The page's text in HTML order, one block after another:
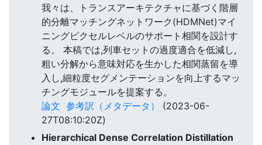
我々は、トランスアーキテクチャに基づく階層
的分離マッチングネットワーク(HDMNet)マイ
ニングピクセルレベルのサポート相関を設計す
る。 本稿では,列車セットの過度適合を低減し,
粗い分解から意味対応を生かした相関蒸留を導
入し,細粒度セグメンテーションを向上するマッ
チングモジュールを提案する。
論文 参考訳（メタデータ）
(2023-06-
27T08:10:20Z)
Hierarchical Dense Correlation Distillation